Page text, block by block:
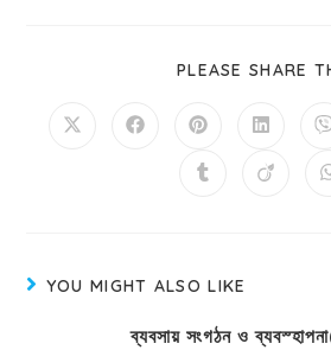
PLEASE SHARE
YOU MIGHT ALSO LIKE
ব্যবসায় সংগঠন ও